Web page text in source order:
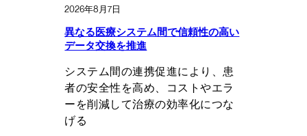
2026年8月7日
異なる医療システム間で信頼性の高い
データ交換を推進
システム間の連携促進により、患
者の安全性を高め、コストやエラ
ーを削減して治療の効率化につな
げる